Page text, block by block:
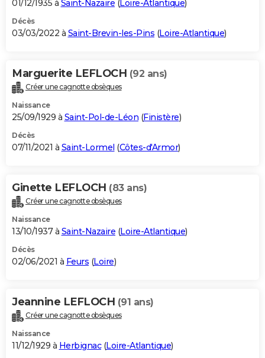
01/12/1935 à Saint-Nazaire (Loire-Atlantique)
Décès
03/03/2022 à Saint-Brevin-les-Pins (Loire-Atlantique)
Marguerite LEFLOCH (92 ans)
Créer une cagnotte obsèques
Naissance
25/09/1929 à Saint-Pol-de-Léon (Finistère)
Décès
07/11/2021 à Saint-Lormel (Côtes-d'Armor)
Ginette LEFLOCH (83 ans)
Créer une cagnotte obsèques
Naissance
13/10/1937 à Saint-Nazaire (Loire-Atlantique)
Décès
02/06/2021 à Feurs (Loire)
Jeannine LEFLOCH (91 ans)
Créer une cagnotte obsèques
Naissance
11/12/1929 à Herbignac(Loire-Atlantique)